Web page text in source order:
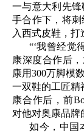
一与意大利先锋
手合作下，将
入西式皮鞋，打
“‘我曾经觉
康深度合作后
康用300万脚模
一双鞋的工匠精
康合作后，前
对他对奥康品牌
如今，中国